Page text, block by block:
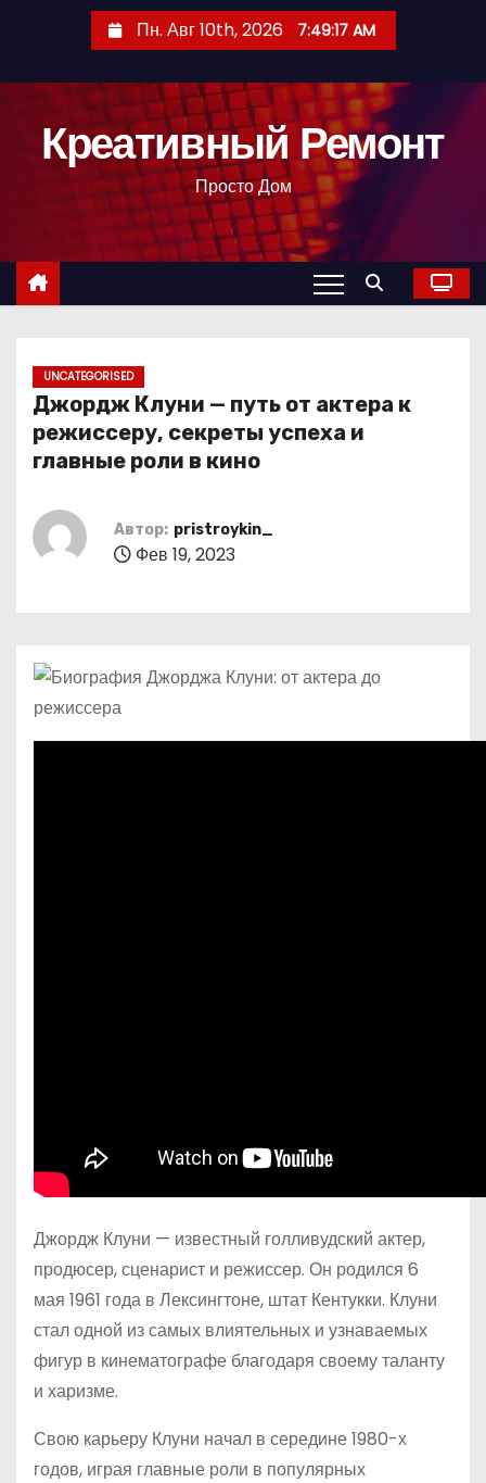
с
Пн. Авг 10th, 2026 7:49:18 AM
Креативный Ремонт
Просто Дом
UNCATEGORISED
Джордж Клуни — путь от актера к
режиссеру, секреты успеха и
главные роли в кино
Автор: pristroykin_
Фев 19, 2023
Джордж Клуни — известный голливудский актер,
продюсер, сценарист и режиссер. Он родился 6
мая 1961 года в Лексингтоне, штат Кентукки. Клуни
стал одной из самых влиятельных и узнаваемых
фигур в кинематографе благодаря своему таланту
и харизме.
Свою карьеру Клуни начал в середине 1980-х
годов, играя главные роли в популярных